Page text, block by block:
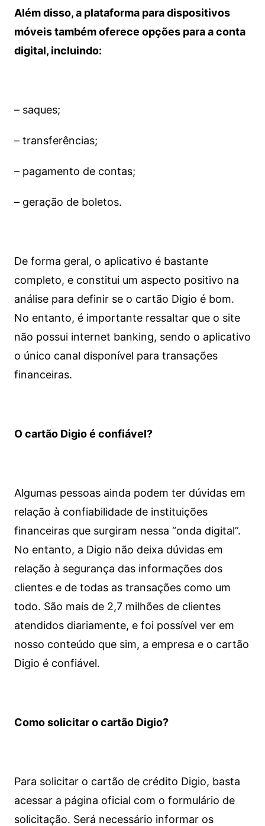
Além disso, a plataforma para dispositivos
móveis também oferece opções para a conta
digital, incluindo:
– saques;
– transferências;
– pagamento de contas;
– geração de boletos.
De forma geral, o aplicativo é bastante
completo, e constitui um aspecto positivo na
análise para definir se o cartão Digio é bom.
No entanto, é importante ressaltar que o site
não possui internet banking, sendo o aplicativo
o único canal disponível para transações
financeiras.
O cartão Digio é confiável?
Algumas pessoas ainda podem ter dúvidas em
relação à confiabilidade de instituições
financeiras que surgiram nessa “onda digital”.
No entanto, a Digio não deixa dúvidas em
relação à segurança das informações dos
clientes e de todas as transações como um
todo. São mais de 2,7 milhões de clientes
atendidos diariamente, e foi possível ver em
nosso conteúdo que sim, a empresa e o cartão
Digio é confiável.
Como solicitar o cartão Digio?
Para solicitar o cartão de crédito Digio, basta
acessar a página oficial com o formulário de
solicitação. Será necessário informar os